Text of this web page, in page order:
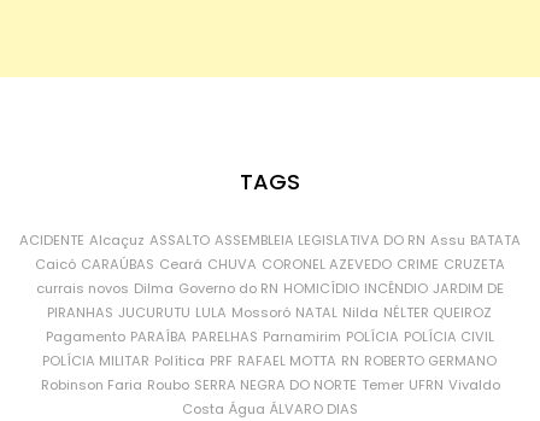
TAGS
ACIDENTE Alcaçuz ASSALTO ASSEMBLEIA LEGISLATIVA DO RN Assu BATATA
Caicó CARAÚBAS Ceará CHUVA CORONEL AZEVEDO CRIME CRUZETA
currais novos Dilma Governo do RN HOMICÍDIO INCÊNDIO JARDIM DE
PIRANHAS JUCURUTU LULA Mossoró NATAL Nilda NÉLTER QUEIROZ
Pagamento PARAÍBA PARELHAS Parnamirim POLÍCIA POLÍCIA CIVIL
POLÍCIA MILITAR Política PRF RAFAEL MOTTA RN ROBERTO GERMANO
Robinson Faria Roubo SERRA NEGRA DO NORTE Temer UFRN Vivaldo
Costa Água ÁLVARO DIAS